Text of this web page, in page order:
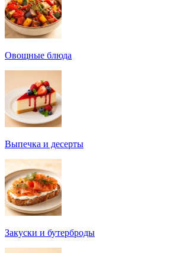
Овощные блюда
Выпечка и десерты
Закуски и бутерброды